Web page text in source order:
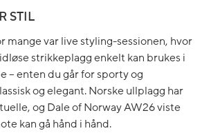
STIL
mange var live styling-sessionen, hvor
strikkeplagg enkelt kan brukes i
– enten du går for sporty og
og elegant. Norske ullplagg har
og Dale of Norway AW26 viste
kan gå hånd i hånd.